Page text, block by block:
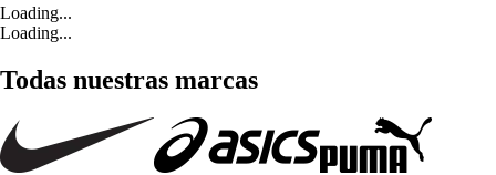
Loading...
Loading...
Todas nuestras marcas